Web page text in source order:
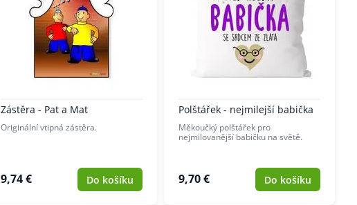
Zástěra - Pat a Mat
Originální vtipná zástěra.
9,74 € Do košíku
Polštářek - nejmilejší babička
Měkoučký polštářek pro
nejmilovanější babičku na světě.
9,70 € Do košíku